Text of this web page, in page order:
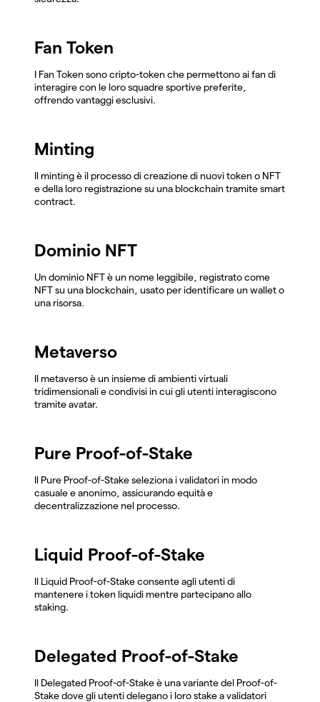
Fan Token
I Fan Token sono cripto-token che permettono ai fan di
interagire con le loro squadre sportive preferite,
offrendo vantaggi esclusivi.
Minting
Il minting è il processo di creazione di nuovi token o NFT
e della loro registrazione su una blockchain tramite smart
contract.
Dominio NFT
Un dominio NFT è un nome leggibile, registrato come
NFT su una blockchain, usato per identificare un wallet o
una risorsa.
Metaverso
Il metaverso è un insieme di ambienti virtuali
tridimensionali e condivisi in cui gli utenti interagiscono
tramite avatar.
Pure Proof-of-Stake
Il Pure Proof-of-Stake seleziona i validatori in modo
casuale e anonimo, assicurando equità e
decentralizzazione nel processo.
Liquid Proof-of-Stake
Il Liquid Proof-of-Stake consente agli utenti di
mantenere i token liquidi mentre partecipano allo
staking.
Delegated Proof-of-Stake
Il Delegated Proof-of-Stake è una variante del Proof-of-
Stake dove gli utenti delegano i loro stake a validatori